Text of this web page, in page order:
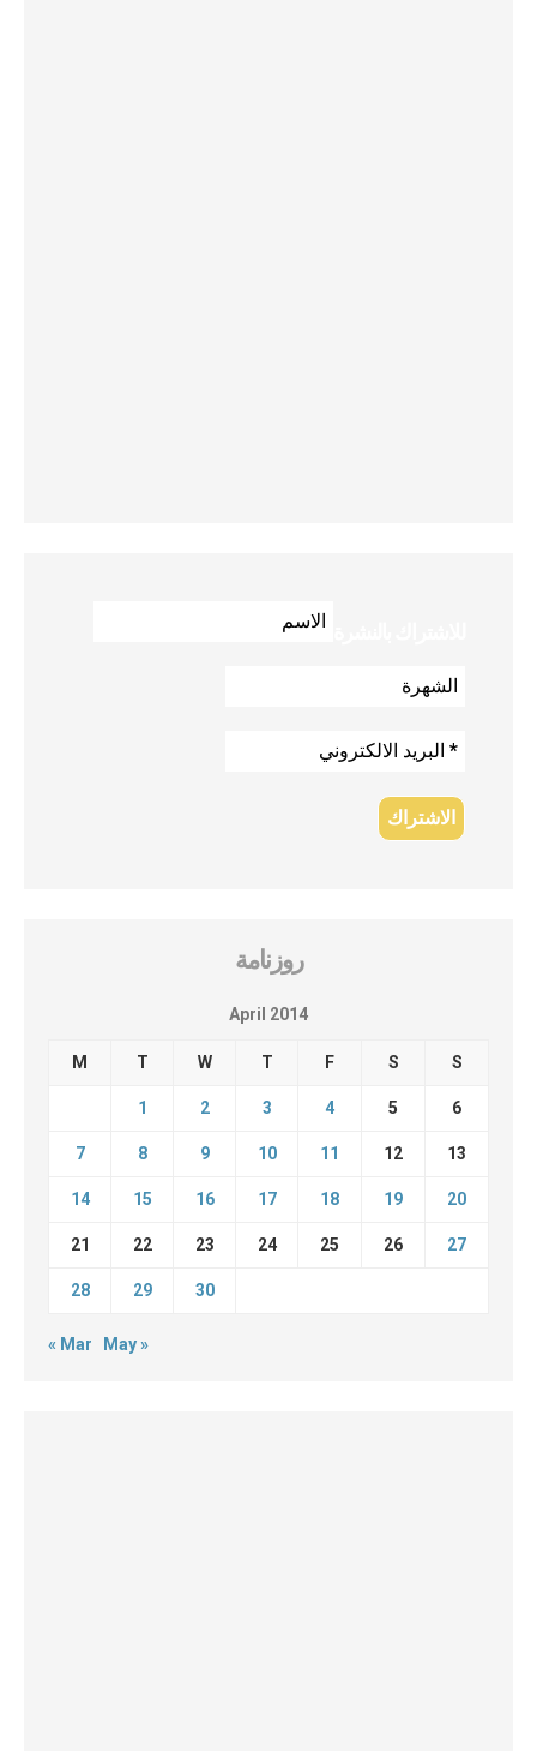
روزنامة
April 2014
M T W T F S S
1 2 3 4 5 6
7 8 9 10 11 12 13
14 15 16 17 18 19 20
21 22 23 24 25 26 27
28 29 30
« Mar May »